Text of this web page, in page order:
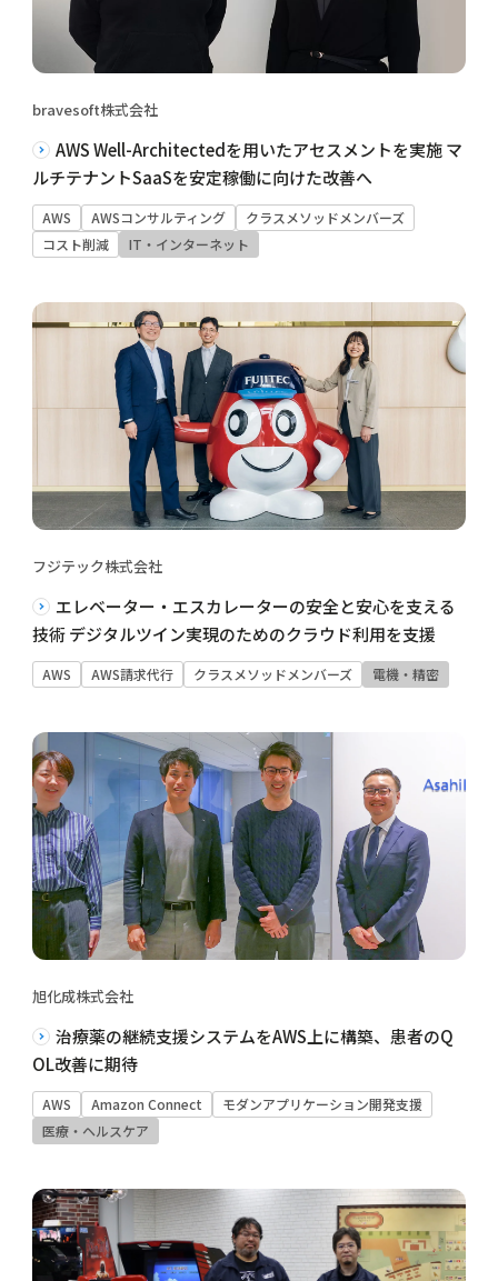
bravesoft株式会社
AWS Well-Architectedを用いたアセスメントを実施 マ
ルチテナントSaaSを安定稼働に向けた改善へ
AWS AWSコンサルティング
クラスメソッドメンバーズ
コスト削減
IT・インターネット
フジテック株式会社
エレベーター・エスカレーターの安全と安心を支える
技術 デジタルツイン実現のためのクラウド利用を支援
AWS AWS請求代行 クラスメソッドメンバーズ 電機・精密
旭化成株式会社
治療薬の継続支援システムをAWS上に構築、患者のQ
OL改善に期待
AWS Amazon Connect
モダンアプリケーション開発支援
医療・ヘルスケア